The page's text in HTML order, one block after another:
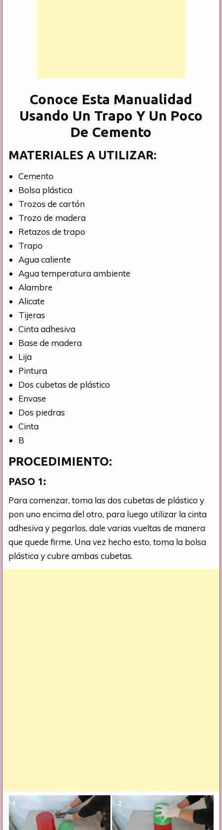
Conoce Esta Manualidad
Usando Un Trapo Y Un Poco
De Cemento
MATERIALES A UTILIZAR:
Cemento
Bolsa plástica
Trozos de cartón
Trozo de madera
Retazos de trapo
Trapo
Agua caliente
Agua temperatura ambiente
Alambre
Alicate
Tijeras
Cinta adhesiva
Base de madera
Lija
Pintura
Dos cubetas de plástico
Envase
Dos piedras
Cinta
B
PROCEDIMIENTO:
PASO 1:
Para comenzar, toma las dos cubetas de plástico y
pon uno encima del otro, para luego utilizar la cinta
adhesiva y pegarlos, dale varias vueltas de manera
que quede firme. Una vez hecho esto, toma la bolsa
plástica y cubre ambas cubetas.